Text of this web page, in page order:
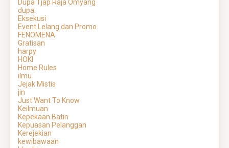
Dupa Tjap Raja Omyang
dupa.
Eksekusi
Event Lelang dan Promo
FENOMENA
Gratisan
harpy
HOKI
Home Rules
ilmu
Jejak Mistis
jin
Just Want To Know
Keilmuan
Kepekaan Batin
Kepuasan Pelanggan
Kerejekian
kewibawaan